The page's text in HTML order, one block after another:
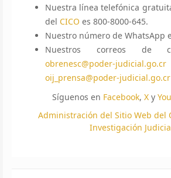
Nuestra línea telefónica
del CICO es 800-8000-645.
Nuestro número de WhatsApp
Nuestros correos de
obrenesc@poder-judicial.go.cr
oij_prensa@poder-judicial.go.cr
Síguenos en Facebook, Xy
Administración del Sitio Web del
Investigación